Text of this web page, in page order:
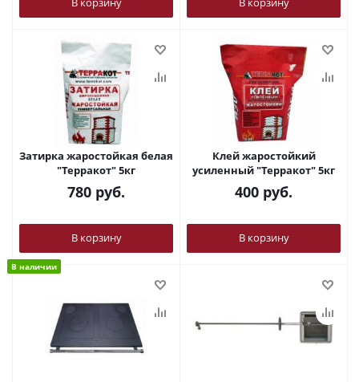
Затирка жаростойкая белая
"Терракот" 5кг
780 руб.
В корзину
Клей жаростойкий
усиленный "Терракот" 5кг
400 руб.
В корзину
В наличии